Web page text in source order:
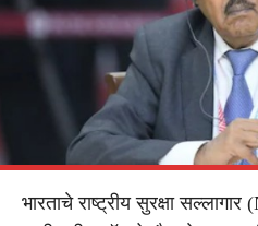
भारताचे राष्ट्रीय सुरक्षा